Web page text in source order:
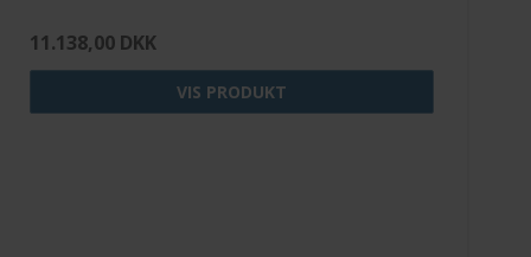
11.138,00 DKK
VIS PRODUKT